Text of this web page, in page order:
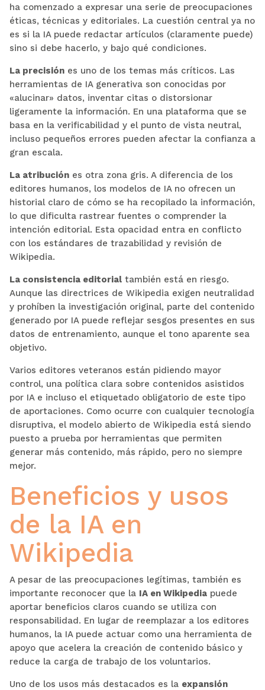
ha comenzado a expresar una serie de preocupaciones
éticas, técnicas y editoriales. La cuestión central ya no
es si la IA puede redactar artículos (claramente puede)
sino si debe hacerlo, y bajo qué condiciones.
La precisiónes uno de los temas más críticos. Las
herramientas de IA generativa son conocidas por
«alucinar» datos, inventar citas o distorsionar
ligeramente la información. En una plataforma que se
basa en la verificabilidad y el punto de vista neutral,
incluso pequeños errores pueden afectar la confianza a
gran escala.
La atribuciónes otra zona gris. A diferencia de los
editores humanos, los modelos de IA no ofrecen un
historial claro de cómo se ha recopilado la información,
lo que dificulta rastrear fuentes o comprender la
intención editorial. Esta opacidad entra en conflicto
con los estándares de trazabilidad y revisión de
Wikipedia.
La consistencia editorialtambién está en riesgo.
Aunque las directrices de Wikipedia exigen neutralidad
y prohíben la investigación original, parte del contenido
generado por IA puede reflejar sesgos presentes en sus
datos de entrenamiento, aunque el tono aparente sea
objetivo.
Varios editores veteranos están pidiendo mayor
control, una política clara sobre contenidos asistidos
por IA e incluso el etiquetado obligatorio de este tipo
de aportaciones. Como ocurre con cualquier tecnología
disruptiva, el modelo abierto de Wikipedia está siendo
puesto a prueba por herramientas que permiten
generar más contenido, más rápido, pero no siempre
mejor.
Beneficios y usos
de la IA en
Wikipedia
A pesar de las preocupaciones legítimas, también es
importante reconocer que la IA en Wikipediapuede
aportar beneficios claros cuando se utiliza con
responsabilidad. En lugar de reemplazar a los editores
humanos, la IA puede actuar como una herramienta de
apoyo que acelera la creación de contenido básico y
reduce la carga de trabajo de los voluntarios.
Uno de los usos más destacados es la expansión